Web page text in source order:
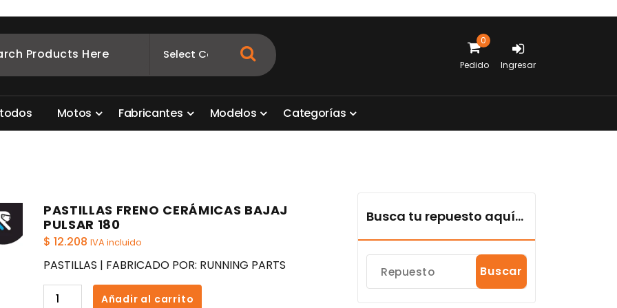
motos. Aquí está lo que necesitas
0
Pedido Ingresar
todos Motos Fabricantes Modelos Categorías
PASTILLAS FRENO CERÁMICAS BAJAJ
PULSAR 180
$ 12.208 IVA incluido
PASTILLAS | FABRICADO POR: RUNNING PARTS
PASTILLAS Añadir al carrito
Busca tu repuesto aquí...
Buscar